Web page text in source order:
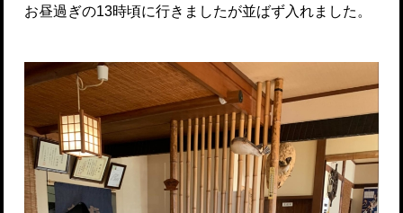
お昼過ぎの13時頃に行きましたが並ばず入れました。